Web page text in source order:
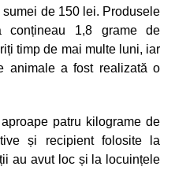
de 150 lei. Produsele
conțineau 1,8 grame de
timp de mai multe luni, iar
animale a fost realizată o
patru kilograme de
și recipient folosite la
au avut loc și la locuințele